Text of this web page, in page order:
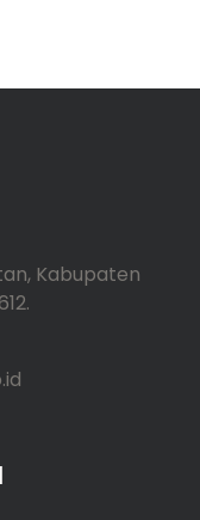
Kabupaten